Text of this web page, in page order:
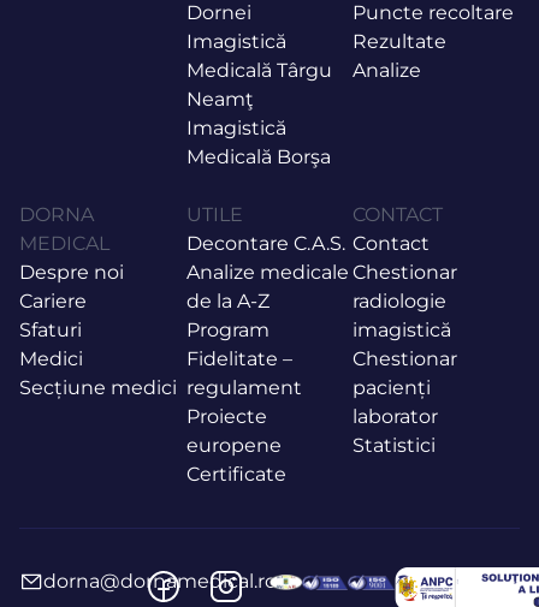
Dornei
Imagistică
Medicală Târgu
Neamţ
Imagistică
Medicală Borşa
Puncte recoltare
Rezultate
Analize
DORNA
MEDICAL
Despre noi
Cariere
Sfaturi
Medici
Secțiune medici
UTILE
Decontare C.A.S.
Analize medicale
de la A-Z
Program
Fidelitate –
regulament
Proiecte
europene
Certificate
CONTACT
Contact
Chestionar
radiologie
imagistică
Chestionar
pacienți
laborator
Statistici
dorna@dornamedical.ro